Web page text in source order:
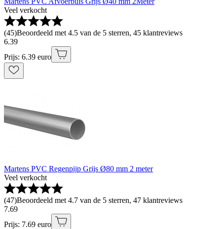
Veel verkocht
(45)Beoordeeld met 4.5 van de 5 sterren, 45 klantreviews
6.39
Prijs: 6.39 euro
Martens PVC Regenpijp Grijs Ø80 mm 2 meter
Veel verkocht
(47)Beoordeeld met 4.7 van de 5 sterren, 47 klantreviews
7.69
Prijs: 7.69 euro